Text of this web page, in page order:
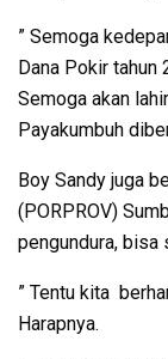
” Semoga
Dana Pokir tahun
Semoga akan
Payakumbuh
Boy Sandy juga
(PORPROV)
pengundura, bisa
” Tentu kita
Harapnya.